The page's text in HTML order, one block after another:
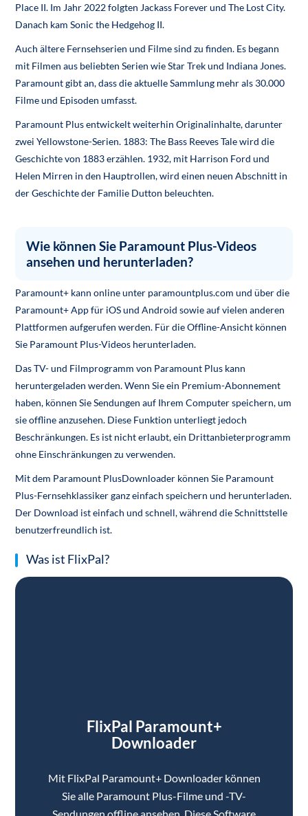
Place II. Im Jahr 2022 folgten Jackass Forever und The Lost City.
Danach kam Sonic the Hedgehog II.
Auch ältere Fernsehserien und Filme sind zu finden. Es begann
mit Filmen aus beliebten Serien wie Star Trek und Indiana Jones.
Paramount gibt an, dass die aktuelle Sammlung mehr als 30.000
Filme und Episoden umfasst.
Paramount Plus entwickelt weiterhin Originalinhalte, darunter
zwei Yellowstone-Serien. 1883: The Bass Reeves Tale wird die
Geschichte von 1883 erzählen. 1932, mit Harrison Ford und
Helen Mirren in den Hauptrollen, wird einen neuen Abschnitt in
der Geschichte der Familie Dutton beleuchten.
Wie können Sie Paramount Plus-Videos
ansehen und herunterladen?
Paramount+ kann online unter paramountplus.com und über die
Paramount+ App für iOS und Android sowie auf vielen anderen
Plattformen aufgerufen werden. Für die Offline-Ansicht können
Sie Paramount Plus-Videos herunterladen.
Das TV- und Filmprogramm von Paramount Plus kann
heruntergeladen werden. Wenn Sie ein Premium-Abonnement
haben, können Sie Sendungen auf Ihrem Computer speichern, um
sie offline anzusehen. Diese Funktion unterliegt jedoch
Beschränkungen. Es ist nicht erlaubt, ein Drittanbieterprogramm
ohne Einschränkungen zu verwenden.
Mit dem Paramount PlusDownloader können Sie Paramount
Plus-Fernsehklassiker ganz einfach speichern und herunterladen.
Der Download ist einfach und schnell, während die Schnittstelle
benutzerfreundlich ist.
Was ist FlixPal?
FlixPal Paramount+
Downloader
Mit FlixPal Paramount+ Downloader können
Sie alle Paramount Plus-Filme und -TV-
Sendungen offline ansehen. Diese Software